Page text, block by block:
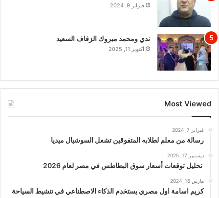
فبراير 9, 2024
ندي ومحمد مبروك الزفاف السعيد
أكتوبر 11, 2025
Most Viewed
فبراير 7, 2024
رسالة من معلم لطلابه المتفوقين تشعل السوشيال ميديا
ديسمبر 17, 2025
تحليل توقعات أسعار سوق البطاطس في مصر لعام 2026
مارس 16, 2024
كريم اسامة اول مصري يستخدم الذكاء الاصطناعي في تنشيط السياحة